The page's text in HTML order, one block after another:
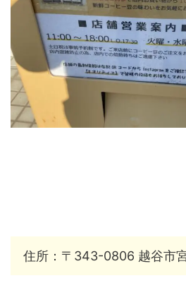
住所：〒343-0806 越谷市